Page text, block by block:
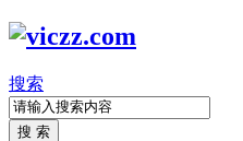
搜索
搜 索